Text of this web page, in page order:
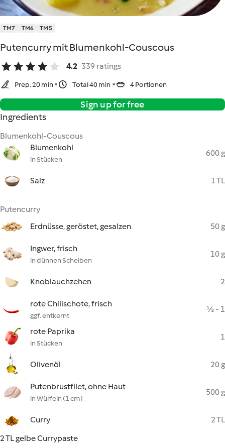
TM7 TM6 TM5
Putencurry mit Blumenkohl-Couscous
4.2 339 ratings
Prep. 20 min Total 40 min 4 Portionen
Sign up for free
Ingredients
Blumenkohl-Couscous
Blumenkohl
in Stücken
600 g
Salz 1 TL
Putencurry
Erdnüsse, geröstet, gesalzen
50 g
Ingwer, frisch
in dünnen Scheiben
10 g
Knoblauchzehen 2
rote Chilischote, frisch
ggf. entkernt
½ - 1
rote Paprika
in Stücken
1
Olivenöl 20 g
Putenbrustfilet, ohne Haut
in Würfeln (1 cm)
500 g
Curry
2 TL
2 TL gelbe Currypaste